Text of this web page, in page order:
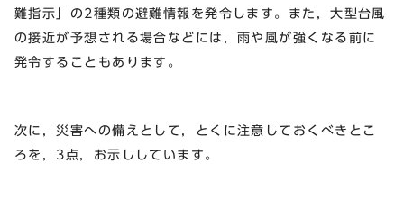
難指示」の2種類の避難情報を発令します。また，大型台風
の接近が予想される場合などには，雨や風が強くなる前に
発令することもあります。
次に，災害への備えとして，とくに注意しておくべきとこ
ろを，3点，お示ししています。